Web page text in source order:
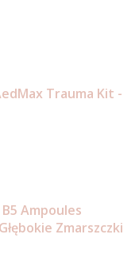
Trauma Kit -
Ampoules
Zmarszczki